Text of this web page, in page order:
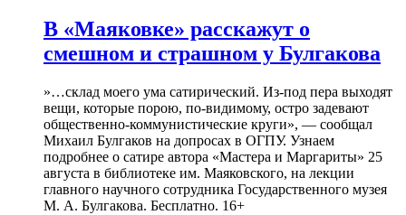
В «Маяковке» расскажут о
смешном и страшном у Булгакова
»…склад моего ума сатирический. Из-под пера выходят
вещи, которые порою, по-видимому, остро задевают
общественно-коммунистические круги», — сообщал
Михаил Булгаков на допросах в ОГПУ. Узнаем
подробнее о сатире автора «Мастера и Маргариты» 25
августа в библиотеке им. Маяковского, на лекции
главного научного сотрудника Государственного музея
М. А. Булгакова. Бесплатно. 16+